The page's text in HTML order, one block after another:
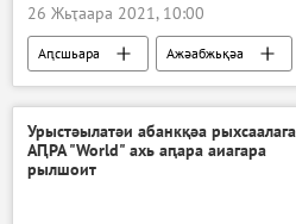
26 Жьҭаара 2021, 10:00
Аԥсшьара Ажәабжьқәа
Урыстәылатәи абанкқәа
АԤРА "World" ахь аԥара аиагара
рылшоит